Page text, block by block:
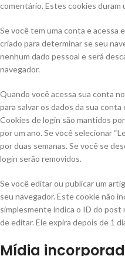
comentário. Estes cookies duram
Se você tem uma conta e acessa
criado para determinar se seu
nenhum dado pessoal e será
navegador.
Quando você acessa sua conta
para salvar os dados da sua
Cookies de login são mantidos
por um ano. Se você selecionar
por duas semanas. Se você se
login serão removidos.
Se você editar ou publicar um
seu navegador. Este cookie não
simplesmente indica o ID do
de editar. Ele expira depois de 1
Mídia